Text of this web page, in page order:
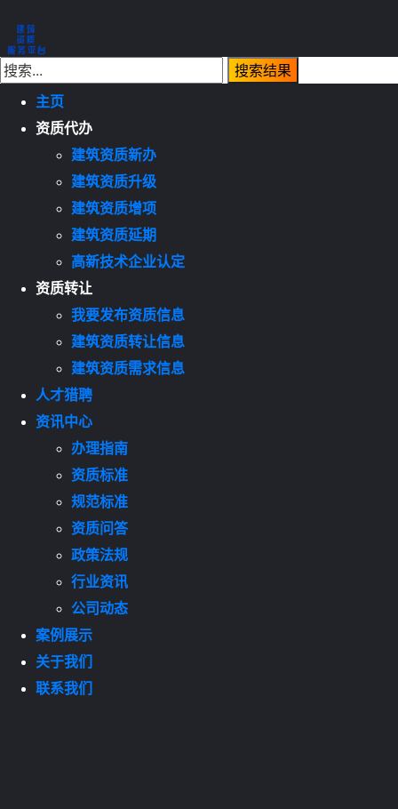
主页
资质代办
建筑资质新办
建筑资质升级
建筑资质增项
建筑资质延期
高新技术企业认定
资质转让
我要发布资质信息
建筑资质转让信息
建筑资质需求信息
人才猎聘
资讯中心
办理指南
资质标准
规范标准
资质问答
政策法规
行业资讯
公司动态
案例展示
关于我们
联系我们